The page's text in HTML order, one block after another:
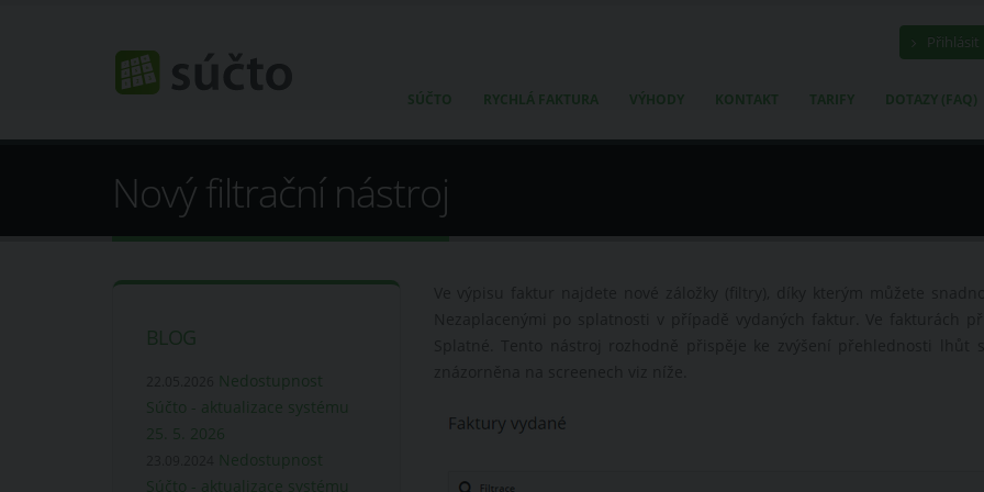
Přihlásit
SÚČTO RYCHLÁ FAKTURA VÝHODY KONTAKT TARIFY DOTAZY (FAQ)
Nový filtrační nástroj
BLOG
Nedostupnost
Súčto - aktualizace systému
25. 5. 2026
Nedostupnost
Súčto - aktualizace systému